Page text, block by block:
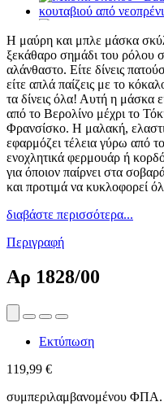
Η μαύρη και μπλε μάσκα
ξεκάθαρο σημάδι του ρόλου
αλάνθαστο. Είτε δίνεις
είτε απλά παίζεις με το
τα δίνεις όλα! Αυτή η μάσκα
από το Βερολίνο μέχρι το
Φρανσίσκο. Η μαλακή,
εφαρμόζει τέλεια γύρω από
ενοχλητικά φερμουάρ ή
για όποιον παίρνει στα
και προτιμά να κυκλοφορεί
διαβάστε περισσότερα...
Περιγραφή
Αρ 1828/00
Εκτύπωση
119,99 €
συμπεριλαμβανομένου ΦΠΑ.